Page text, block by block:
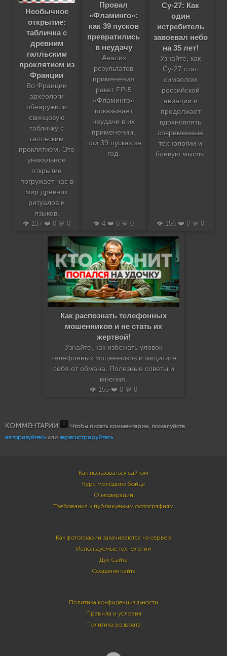
Необычное
открытие:
табличка с
древним
галльским
проклятием из
Франции
Во Франции
археологи
обнаружили
свинцовую
табличку с
галльским
проклятием. Это
уникальное
открытие
погружает нас в
мир древних
ритуалов и
языков.
👁️ 137 ❤️ 0 💬 0
Провал
«Фламинго»:
как 39 пусков
превратились
в неудачу
Анализ
результатов
применения
ракет FP-5
«Фламинго»
показывает
неудачи в их
применении,
при 39 пусках за
год.
👁️ 4 ❤️ 0 💬 0
Су-27: Как
один
истребитель
завоевал небо
на 35 лет!
Узнайте, как
Су-27 стал
символом
российской
авиации и
продолжает
вдохновлять
современные
технологии и
боевую мысль.
👁️ 156 ❤️ 0 💬 0
Как распознать телефонных
мошенников и не стать их
жертвой!
Узнайте, как избежать уловок
телефонных мошенников и защитите
себя от обмана. Полезные советы и
мнения.
👁️ 155 ❤️ 0 💬 0
КОММЕНТАРИИ 0
Чтобы писать комментарии, пожалуйста
авторизуйтесьили зарегистрируйтесь
Как пользоваться сайтом
Курс молодого бойца
О модерации
Требования к публикуемым фотографиям
Как фотографии закачиваются на сервер
Используемые технологии
Дух Сайта
Создание сайта
Политика конфиденциальности
Правила и условия
Политика возврата